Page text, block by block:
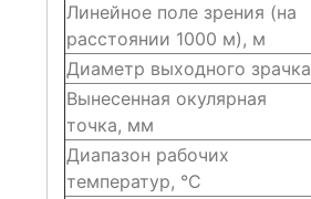
Линейное поле зрения (на
расстоянии 1000 м), м
Диаметр выходного зрачка
Вынесенная окулярная
точка, мм
Диапазон рабочих
температур, °С